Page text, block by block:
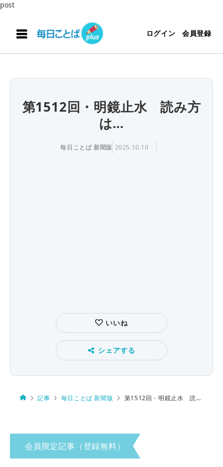
post
ログイン 会員登録
第1512回・明鏡止水 読み方
は…
毎日ことば 新聞版 2025.10.10
いいね
シェアする
記事 毎日ことば 新聞版 第1512回・明鏡止水 読み方は…
会員限定記事（登録無料）